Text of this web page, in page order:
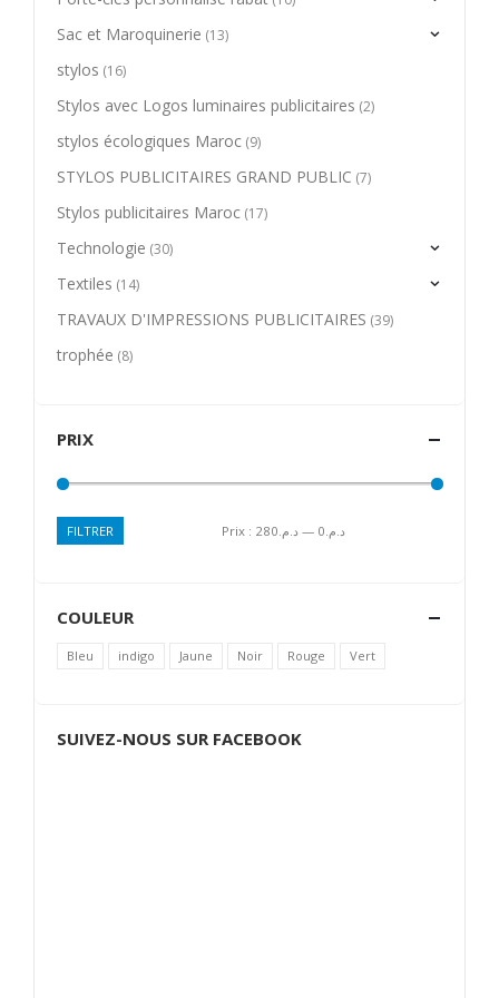
Sac et Maroquinerie (13)
stylos (16)
Stylos avec Logos luminaires publicitaires (2)
stylos écologiques Maroc (9)
STYLOS PUBLICITAIRES GRAND PUBLIC (7)
Stylos publicitaires Maroc (17)
Technologie (30)
Textiles (14)
TRAVAUX D'IMPRESSIONS PUBLICITAIRES (39)
trophée (8)
PRIX
Prix
Prix
FILTRER Prix : د.م.0 — د.م.280
COULEUR
Bleu indigo Jaune Noir Rouge Vert
SUIVEZ-NOUS SUR FACEBOOK